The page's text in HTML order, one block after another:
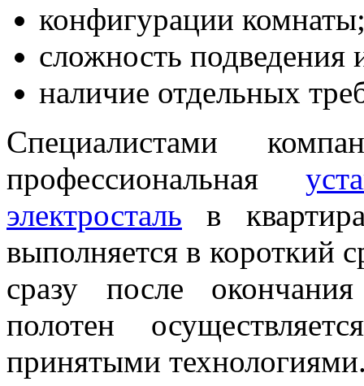
конфигурации
сложность подведения
наличие отдельных
Специалистами
профессиональная
электросталь в
выполняется в короткий
сразу после
полотен
принятыми